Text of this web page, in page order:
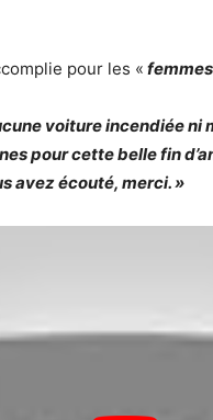
pour les «
voiture incendiée ni
pour cette belle fin
avez écouté, merci.»